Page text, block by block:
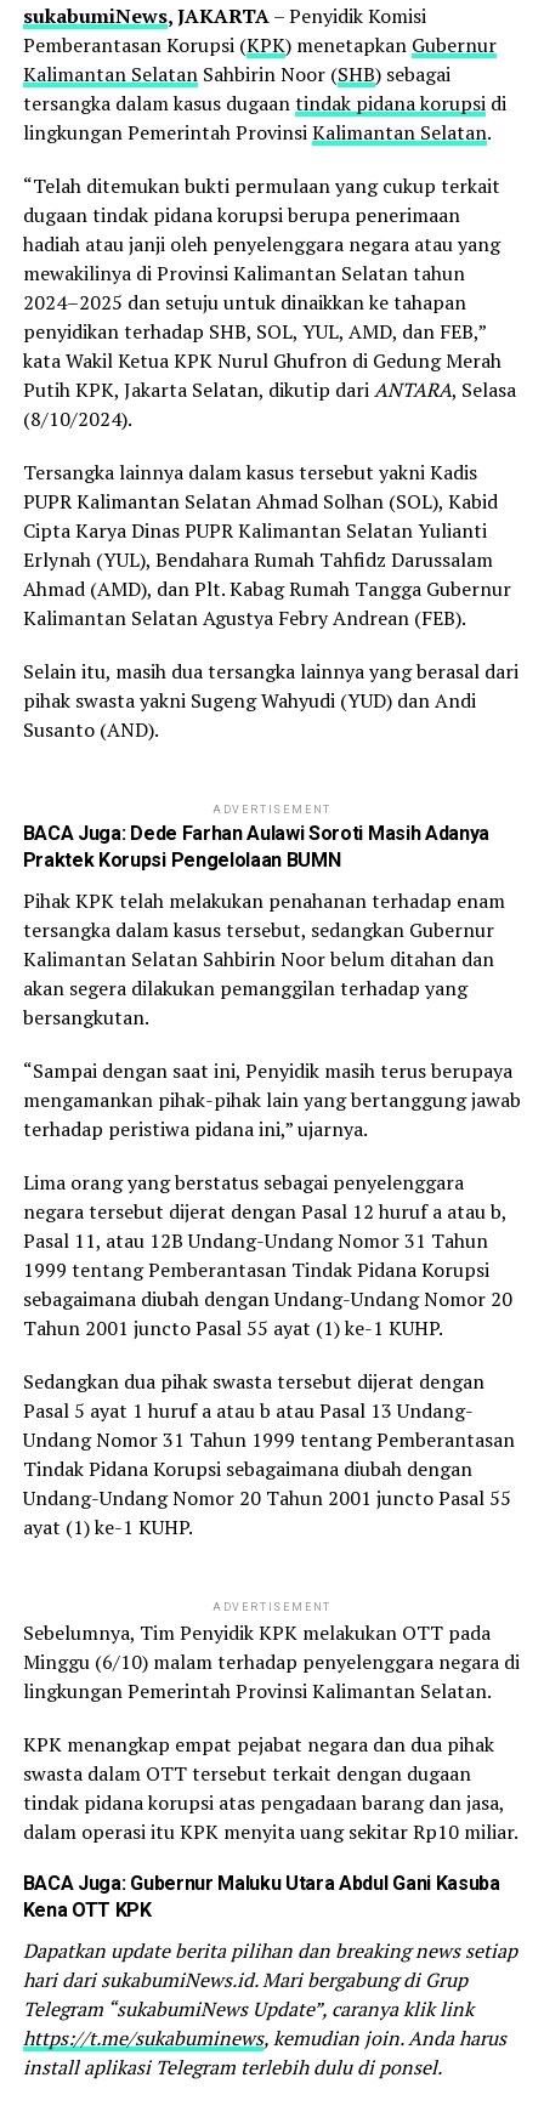
sukabumiNews, JAKARTA– Penyidik Komisi
Pemberantasan Korupsi (KPK) menetapkan Gubernur
Kalimantan SelatanSahbirin Noor (SHB) sebagai
tersangka dalam kasus dugaantindak pidana korupsidi
lingkungan Pemerintah ProvinsiKalimantan Selatan.
“Telah ditemukan bukti permulaan yang cukup terkait
dugaan tindak pidana korupsi berupa penerimaan
hadiah atau janji oleh penyelenggara negara atau yang
mewakilinya di Provinsi Kalimantan Selatan tahun
2024–2025 dan setuju untuk dinaikkan ke tahapan
penyidikan terhadap SHB, SOL, YUL, AMD, dan FEB,”
kata Wakil Ketua KPK Nurul Ghufron di Gedung Merah
Putih KPK, Jakarta Selatan, dikutip dariANTARA, Selasa
(8/10/2024).
Tersangka lainnya dalam kasus tersebut yakni Kadis
PUPR Kalimantan Selatan Ahmad Solhan (SOL), Kabid
Cipta Karya Dinas PUPR Kalimantan Selatan Yulianti
Erlynah (YUL), Bendahara Rumah Tahfidz Darussalam
Ahmad (AMD), dan Plt. Kabag Rumah Tangga Gubernur
Kalimantan Selatan Agustya Febry Andrean (FEB).
Selain itu, masih dua tersangka lainnya yang berasal dari
pihak swasta yakni Sugeng Wahyudi (YUD) dan Andi
Susanto (AND).
ADVERTISEMENT
BACA Juga: Dede Farhan Aulawi Soroti Masih Adanya
Praktek Korupsi Pengelolaan BUMN
Pihak KPK telah melakukan penahanan terhadap enam
tersangka dalam kasus tersebut, sedangkan Gubernur
Kalimantan Selatan Sahbirin Noor belum ditahan dan
akan segera dilakukan pemanggilan terhadap yang
bersangkutan.
“Sampai dengan saat ini, Penyidik masih terus berupaya
mengamankan pihak-pihak lain yang bertanggung jawab
terhadap peristiwa pidana ini,” ujarnya.
Lima orang yang berstatus sebagai penyelenggara
negara tersebut dijerat dengan Pasal 12 huruf a atau b,
Pasal 11, atau 12B Undang-Undang Nomor 31 Tahun
1999 tentang Pemberantasan Tindak Pidana Korupsi
sebagaimana diubah dengan Undang-Undang Nomor 20
Tahun 2001 juncto Pasal 55 ayat (1) ke-1 KUHP.
Sedangkan dua pihak swasta tersebut dijerat dengan
Pasal 5 ayat 1 huruf a atau b atau Pasal 13 Undang-
Undang Nomor 31 Tahun 1999 tentang Pemberantasan
Tindak Pidana Korupsi sebagaimana diubah dengan
Undang-Undang Nomor 20 Tahun 2001 juncto Pasal 55
ayat (1) ke-1 KUHP.
ADVERTISEMENT
Sebelumnya, Tim Penyidik KPK melakukan OTT pada
Minggu (6/10) malam terhadap penyelenggara negara di
lingkungan Pemerintah Provinsi Kalimantan Selatan.
KPK menangkap empat pejabat negara dan dua pihak
swasta dalam OTT tersebut terkait dengan dugaan
tindak pidana korupsi atas pengadaan barang dan jasa,
dalam operasi itu KPK menyita uang sekitar Rp10 miliar.
BACA Juga: Gubernur Maluku Utara Abdul Gani Kasuba
Kena OTT KPK
Dapatkan update berita pilihan dan breaking news setiap
hari dari sukabumiNews.id. Mari bergabung di Grup
Telegram “sukabumiNews Update”, caranya klik link
https://t.me/sukabuminews, kemudian join. Anda harus
install aplikasi Telegram terlebih dulu di ponsel.